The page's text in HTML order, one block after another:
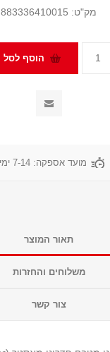
מק"ט: 883336410015
מועד אספקה: 7-14 ימים
תאור המוצר
משלוחים והחזרות
צור קשר